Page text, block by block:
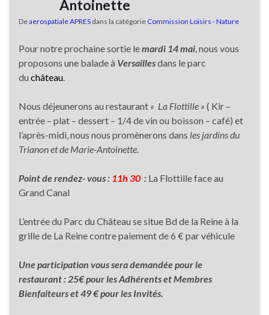
Antoinette
Deaerospatiale APRES dans la catégorie Commission Loisirs - Nature
Pour notre prochaine sortie lemardi 14 mai , nous vous
proposons une balade à Versaillesdans le parc
du château
Nous déjeunerons au restaurant « La Flottille » ( Kir –
entrée – plat – dessert – 1/4 de vin ou boisson – café) et
l’après-midi, nous nous promènerons dans les jardins du
Trianon et de Marie-Antoinette.
Point de rendez- vous : 11h 30 : La Flottille face au
Grand Canal
L’entrée du Parc du Château se situe Bd de la Reine à la
grille de La Reine contre paiement de 6 € par véhicule
Une participation vous sera demandée pour le
restaurant : 25€ pour les Adhérents et Membres
Bienfaiteurs et 49 € pour les Invités.